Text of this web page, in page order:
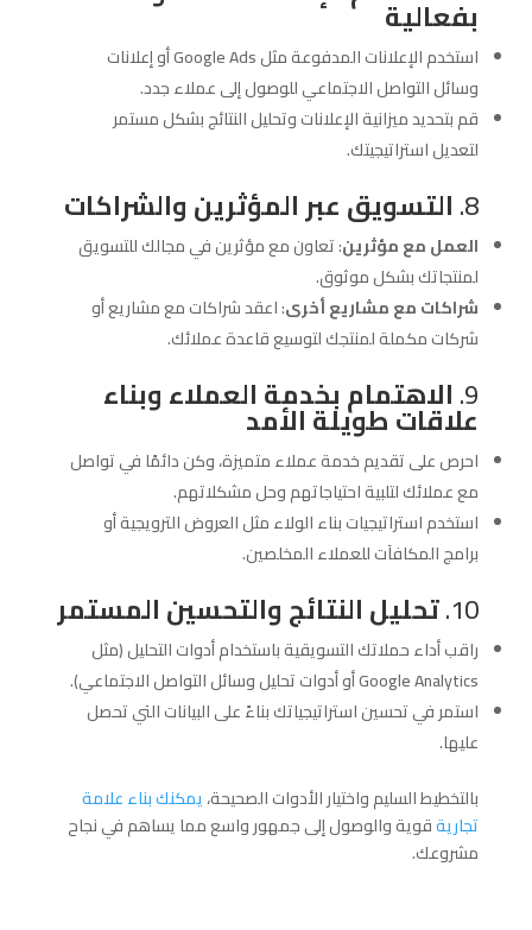
بفعالية
استخدم الإعلانات المدفوعة مثل Google Ads أو إعلانات
وسائل التواصل الاجتماعي للوصول إلى عملاء جدد.
قم بتحديد ميزانية الإعلانات وتحليل النتائج بشكل مستمر
لتعديل استراتيجيتك.
8. التسويق عبر المؤثرين والشراكات
العمل مع مؤثرين: تعاون مع مؤثرين في مجالك للتسويق
لمنتجاتك بشكل موثوق.
شراكات مع مشاريع أخرى: اعقد شراكات مع مشاريع أو
شركات مكملة لمنتجك لتوسيع قاعدة عملائك.
9. الاهتمام بخدمة العملاء وبناء
علاقات طويلة الأمد
احرص على تقديم خدمة عملاء متميزة، وكن دائمًا في تواصل
مع عملائك لتلبية احتياجاتهم وحل مشكلاتهم.
استخدم استراتيجيات بناء الولاء مثل العروض الترويجية أو
برامج المكافآت للعملاء المخلصين.
10. تحليل النتائج والتحسين المستمر
راقب أداء حملاتك التسويقية باستخدام أدوات التحليل (مثل
Google Analytics أو أدوات تحليل وسائل التواصل الاجتماعي).
استمر في تحسين استراتيجياتك بناءً على البيانات التي تحصل
عليها.
بالتخطيط السليم واختيار الأدوات الصحيحة،يمكنك بناء علامة
تجاريةقوية والوصول إلى جمهور واسع مما يساهم في نجاح
مشروعك.